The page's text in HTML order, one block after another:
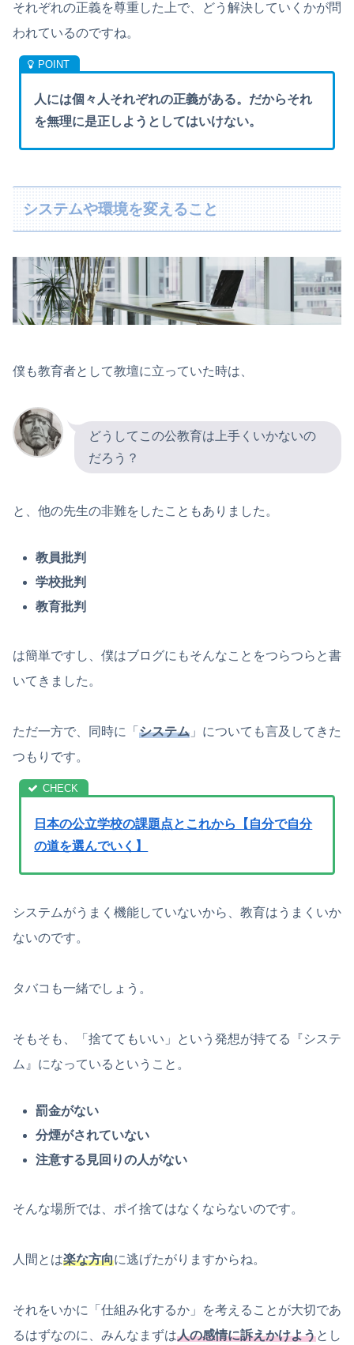
それぞれの正義を尊重した上で、どう解決していくかが問
われているのですね。
人には個々人それぞれの正義がある。だからそれ
を無理に是正しようとしてはいけない。
システムや環境を変えること
僕も教育者として教壇に立っていた時は、
どうしてこの公教育は上手くいかないの
だろう？
と、他の先生の非難をしたこともありました。
教員批判
学校批判
教育批判
は簡単ですし、僕はブログにもそんなことをつらつらと書
いてきました。
ただ一方で、同時に「 システム 」についても言及してきた
つもりです。
日本の公立学校の課題点とこれから【自分で自分
の道を選んでいく】
システムがうまく機能していないから、教育はうまくいか
ないのです。
タバコも一緒でしょう。
そもそも、「捨ててもいい」という発想が持てる『システ
ム』になっているということ。
罰金がない
分煙がされていない
注意する見回りの人がない
そんな場所では、ポイ捨てはなくならないのです。
人間とは楽な方向に逃げたがりますからね。
それをいかに「仕組み化するか」を考えることが大切であ
るはずなのに、みんなまずは人の感情に訴えかけようとし